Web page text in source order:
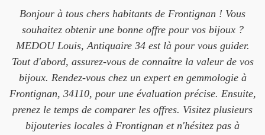
Bonjour à tous chers habitants de Frontignan ! Vous
souhaitez obtenir une bonne offre pour vos bijoux ?
MEDOU Louis, Antiquaire 34 est là pour vous guider.
Tout d'abord, assurez-vous de connaître la valeur de vos
bijoux. Rendez-vous chez un expert en gemmologie à
Frontignan, 34110, pour une évaluation précise. Ensuite,
prenez le temps de comparer les offres. Visitez plusieurs
bijouteries locales à Frontignan et n'hésitez pas à